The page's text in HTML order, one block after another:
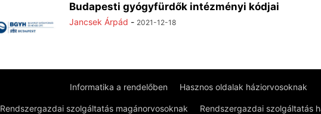
Budapesti gyógyfürdők intézményi kódjai
Jancsek Árpád - 2021-12-18
Informatika a rendelőben Hasznos oldalak háziorvosoknak
Rendszergazdai szolgáltatás magánorvosoknak Rendszergazdai szolgáltatás